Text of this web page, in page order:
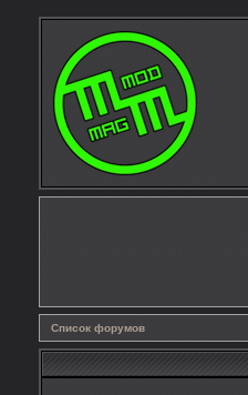
Список форумов